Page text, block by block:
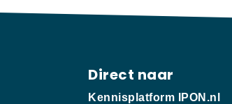
Direct naar
Kennisplatform IPON.nl